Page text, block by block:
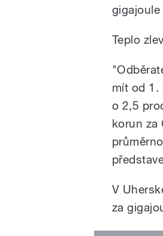
gigajoule
Teplo
mít od 1.
o 2,5
korun za
V
za